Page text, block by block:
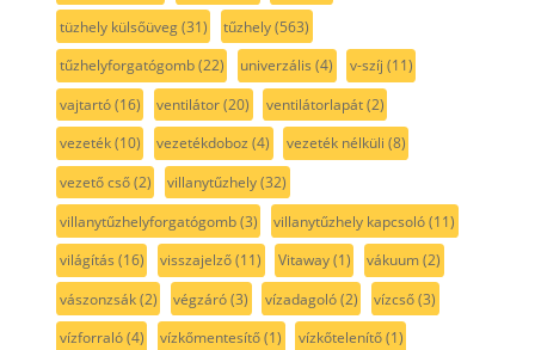
tüzhely külsőüveg(31) tűzhely(563)
tűzhelyforgatógomb(22) univerzális (4) v-szíj (11)
vajtartó(16) ventilátor(20) ventilátorlapát(2)
vezeték(10) vezetékdoboz (4) vezeték nélküli (8)
vezető cső(2) villanytűzhely(32)
villanytűzhelyforgatógomb(3) villanytűzhely kapcsoló(11)
világítás (16) visszajelző(11) Vitaway(1) vákuum(2)
vászonzsák(2) végzáró(3) vízadagoló(2) vízcső(3)
vízforraló(4) vízkőmentesítő(1) vízkőtelenítő(1)